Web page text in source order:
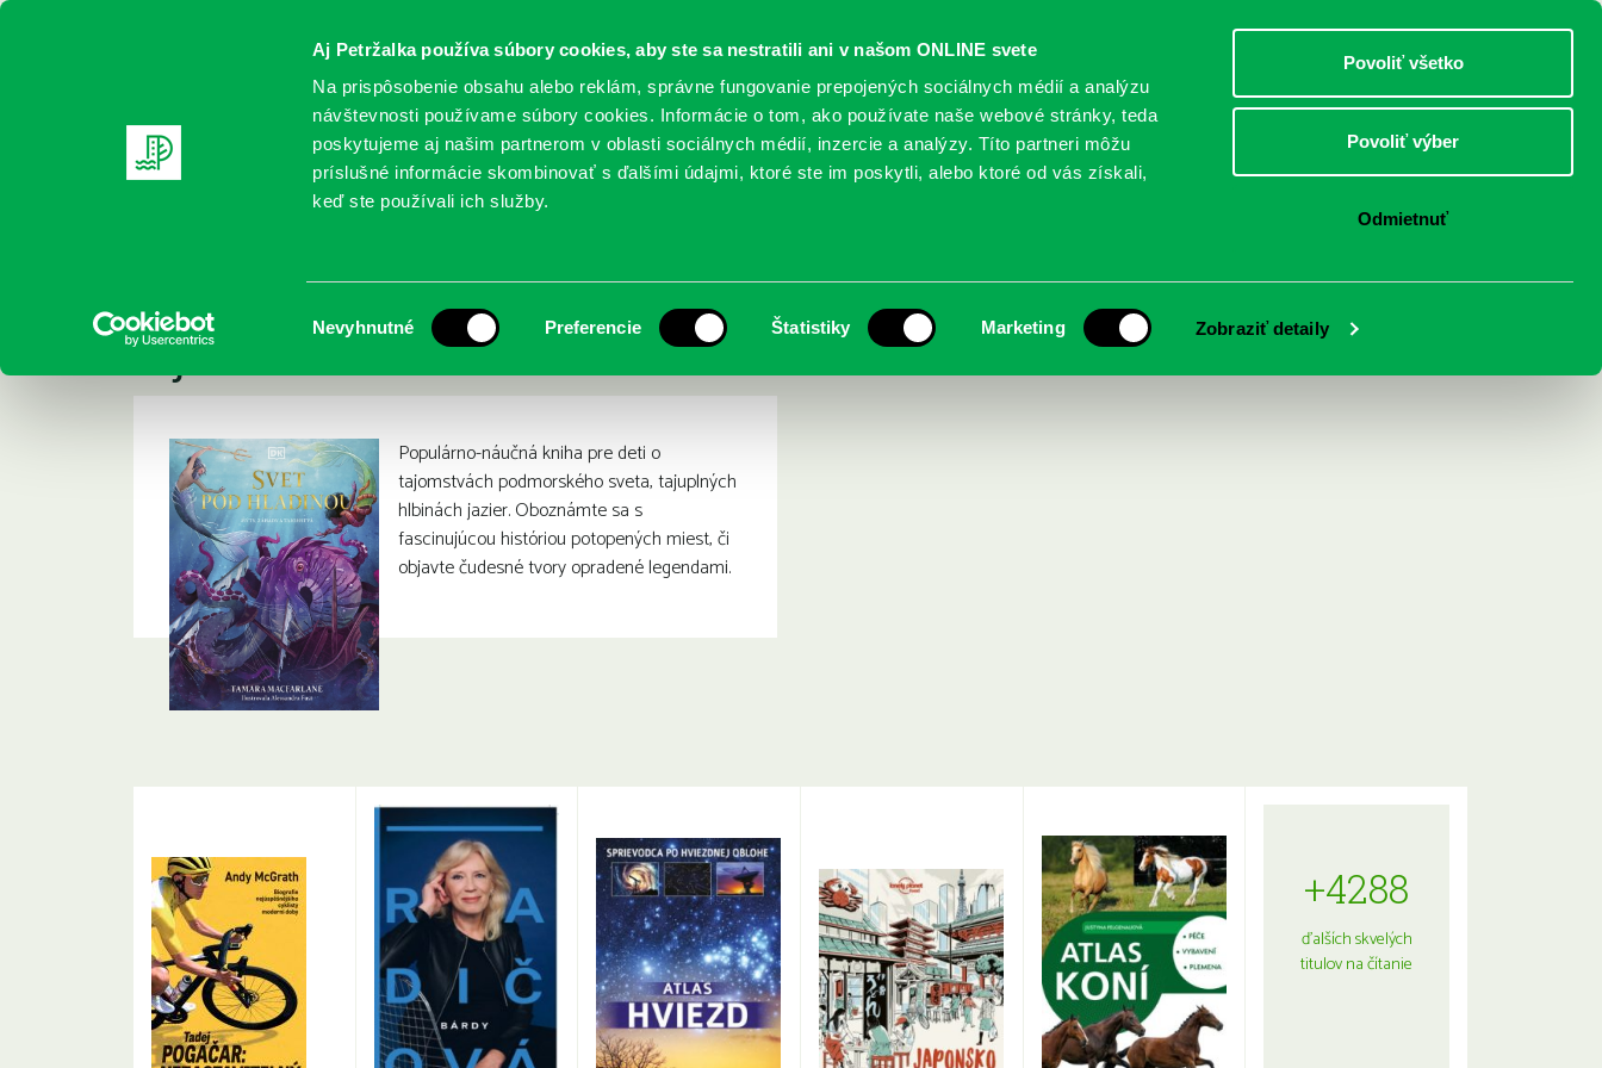
Aj Petržalka používa súbory cookies, aby ste sa nestratili ani v našom ONLINE svete
Na prispôsobenie obsahu alebo reklám, správne fungovanie prepojených sociálnych médií a analýzu
návštevnosti používame súbory cookies. Informácie o tom, ako používate naše webové stránky, teda
poskytujeme aj našim partnerom v oblasti sociálnych médií, inzercie a analýzy. Títo partneri môžu
príslušné informácie skombinovať s ďalšími údajmi, ktoré ste im poskytli, alebo ktoré od vás získali,
keď ste používali ich služby.
súhlasu
Nevyhnutné Preferencie Štatistiky Marketing Zobraziť detaily
Povoliť všetko
Povoliť výber
Odmietnuť
DOSPELÍ
REGISTRUJTE SA ONLINE KATALÓGY SLUŽBY PODUJATIA POBOČKY O KNIŽNICI
Macfarlane, Tamara: Svet pod hladinou : mýty, záhady a
tajomstvá
Populárno-náučná kniha pre deti o
tajomstvách podmorského sveta, tajuplných
hlbinách jazier. Oboznámte sa s
fascinujúcou históriou potopených miest, či
objavte čudesné tvory opradené legendami.
+4288
ďalších skvelých
titulov na čítanie